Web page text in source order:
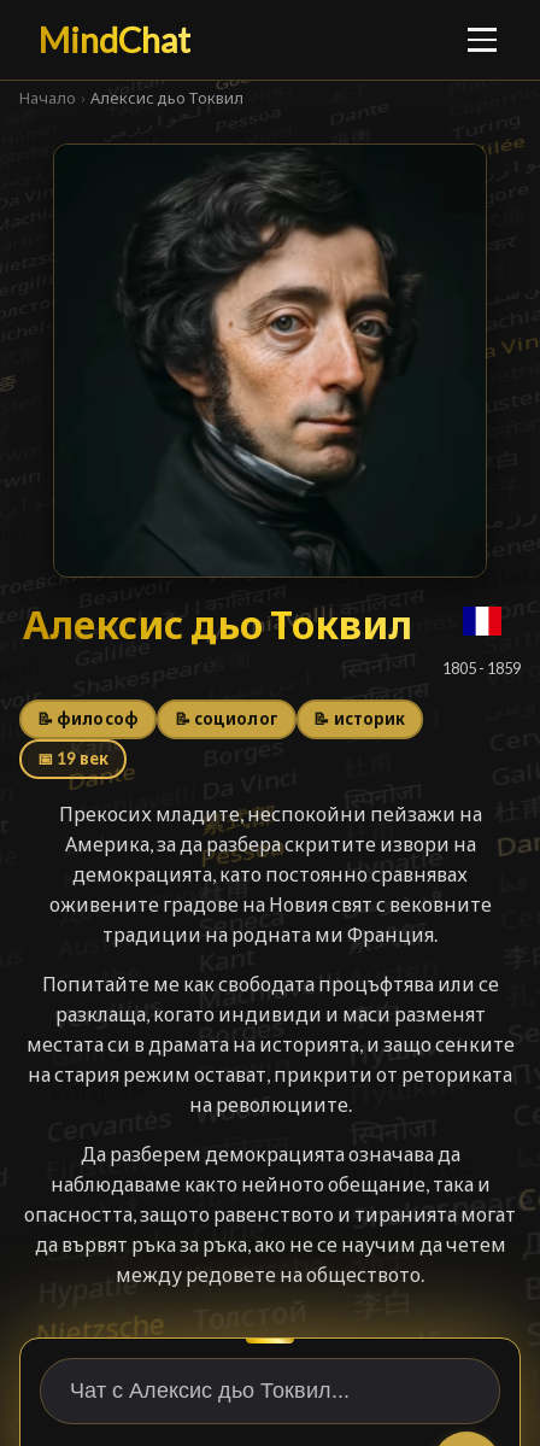
MindChat
Начало › Алексис дьо Токвил
Алексис дьо Токвил
Алексис дьо Токвил
1805 - 1859
📝 философ 📝 социолог 📝 историк
📅 19 век
Прекосих младите, неспокойни пейзажи на
Америка, за да разбера скритите извори на
демокрацията, като постоянно сравнявах
оживените градове на Новия свят с вековните
традиции на родната ми Франция.
Попитайте ме как свободата процъфтява или се
разклаща, когато индивиди и маси разменят
местата си в драмата на историята, и защо сенките
на стария режим остават, прикрити от реториката
на революциите.
Да разберем демокрацията означава да
наблюдаваме както нейното обещание, така и
опасността, защото равенството и тиранията могат
да вървят ръка за ръка, ако не се научим да четем
между редовете на обществото.